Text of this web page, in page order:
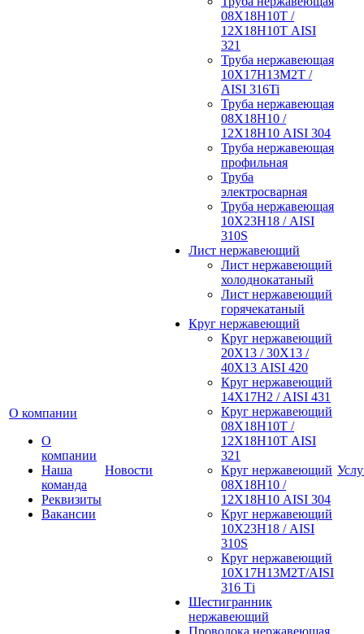
О компании
О
компании
Наша
команда
Реквизиты
Вакансии
Новости
08Х18Н10Т /
12Х18Н10Т AISI
321
Труба нержавеющая
10Х17Н13М2Т /
AISI 316Ti
Труба нержавеющая
08Х18Н10 /
12Х18Н10 AISI 304
Труба нержавеющая
профильная
Труба
электросварная
Труба нержавеющая
10Х23Н18 / AISI
310S
Лист нержавеющий
Лист нержавеющий
холоднокатаный
Лист нержавеющий
горячекатаный
Круг нержавеющий
Круг нержавеющий
20Х13 / 30Х13 /
40Х13 AISI 420
Круг нержавеющий
14Х17Н2 / AISI 431
Круг нержавеющий
08Х18Н10Т /
12Х18Н10Т AISI
321
Круг нержавеющий
08Х18Н10 /
12Х18Н10 AISI 304
Круг нержавеющий
10Х23Н18 / AISI
310S
Круг нержавеющий
10Х17Н13М2Т/AISI
316 Тi
Шестигранник
нержавеющий
Проволока нержавеющая